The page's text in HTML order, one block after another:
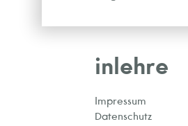
inlehre
Impressum
Datenschutz